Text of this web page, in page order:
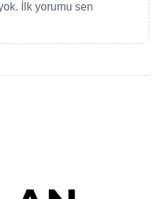
İlk yorumu sen